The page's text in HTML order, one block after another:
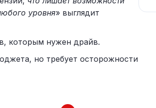
уровня» выглядит
которым нужен драйв.
но требует осторожности